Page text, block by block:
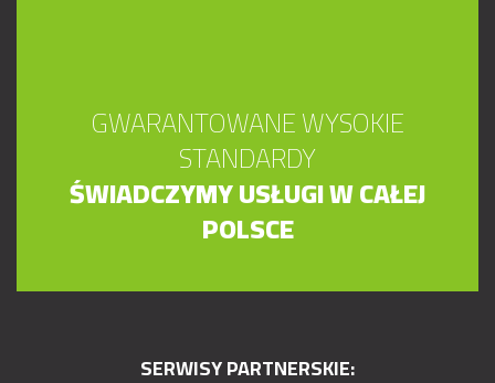
GWARANTOWANE WYSOKIE
STANDARDY
ŚWIADCZYMY USŁUGI W CAŁEJ
POLSCE
SERWISY PARTNERSKIE: